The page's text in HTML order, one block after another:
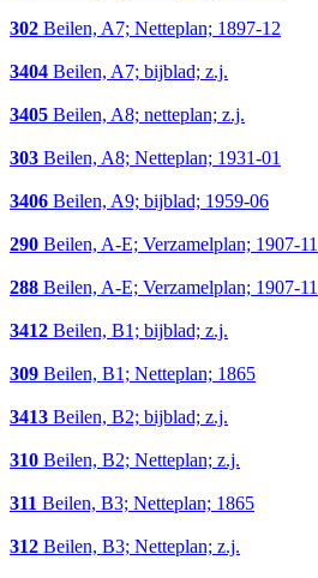
302 Beilen, A7; Netteplan; 1897-12
3404 Beilen, A7; bijblad; z.j.
3405 Beilen, A8; netteplan; z.j.
303 Beilen, A8; Netteplan; 1931-01
3406 Beilen, A9; bijblad; 1959-06
290 Beilen, A-E; Verzamelplan; 1907-11
288 Beilen, A-E; Verzamelplan; 1907-11
3412 Beilen, B1; bijblad; z.j.
309 Beilen, B1; Netteplan; 1865
3413 Beilen, B2; bijblad; z.j.
310 Beilen, B2; Netteplan; z.j.
311 Beilen, B3; Netteplan; 1865
312 Beilen, B3; Netteplan; z.j.